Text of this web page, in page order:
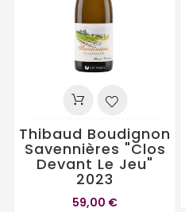
Thibaud Boudignon
Savennières "Clos
Devant Le Jeu"
2023
59,00 €